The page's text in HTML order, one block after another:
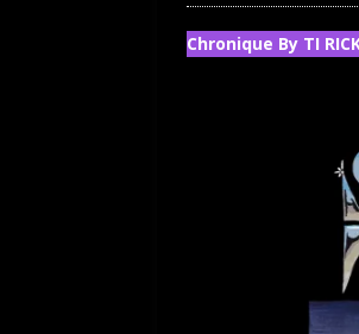
Chronique By TI